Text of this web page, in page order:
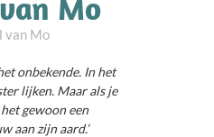
Mo
van Mo
onbekende. In het
lijken. Maar als je
gewoon een
aan zijn aard.’